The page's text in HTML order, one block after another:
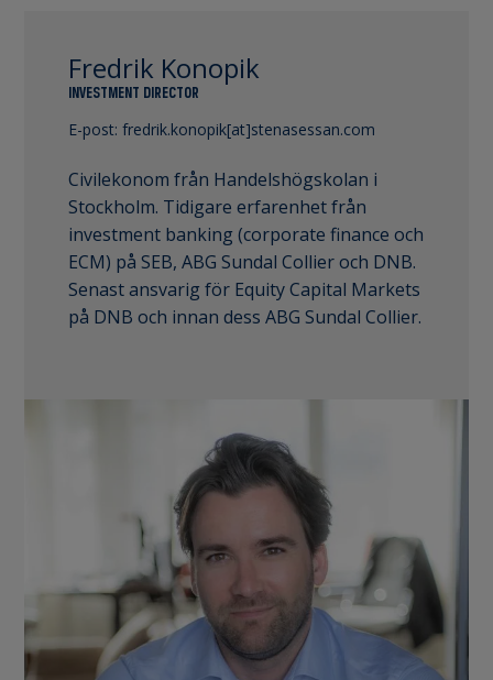
Fredrik Konopik
INVESTMENT DIRECTOR
E-post:fredrik.konopik[at]stenasessan.com
Civilekonom från Handelshögskolan i
Stockholm. Tidigare erfarenhet från
investment banking (corporate finance och
ECM) på SEB, ABG Sundal Collier och DNB.
Senast ansvarig för Equity Capital Markets
på DNB och innan dess ABG Sundal Collier.